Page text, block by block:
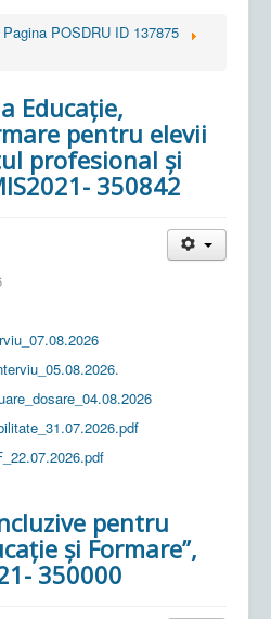
Pagina POSDRU ID 137875
Educație,
pentru elevii
profesional și
350842
pentru
și Formare”,
350000